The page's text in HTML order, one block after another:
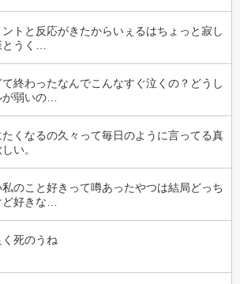
トと反応がきたからいぇるはちょっと寂し
うく…
終わったなんでこんなすぐ泣くの？どうし
弱いの…
くなるの久々って毎日のように言ってる真
い。
のこと好きって噂あったやつは結局どっち
好きな…
死のうね